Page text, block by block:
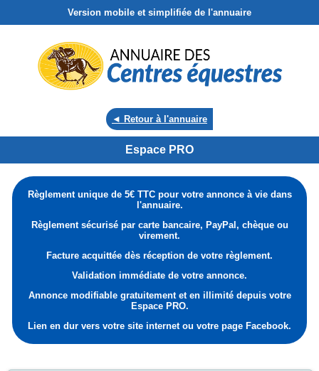
Version mobile et simplifiée de l'annuaire
◄ Retour à l'annuaire
Espace PRO
Règlement unique de 5€ TTC pour votre annonce à vie dans
l'annuaire.
Règlement sécurisé par carte bancaire, PayPal, chèque ou
virement.
Facture acquittée dès réception de votre règlement.
Validation immédiate de votre annonce.
Annonce modifiable gratuitement et en illimité depuis votre
Espace PRO.
Lien en dur vers votre site internet ou votre page Facebook.